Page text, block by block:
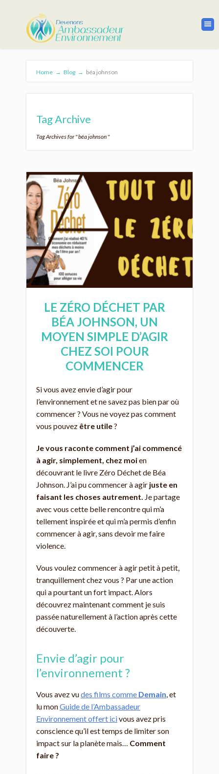
Home → Blog → béa johnson
Tag Archive
Tag Archives for " béa johnson "
LE ZÉRO DÉCHET PAR
BÉA JOHNSON, UN
MOYEN SIMPLE D’AGIR
CHEZ SOI POUR
COMMENCER
Si vous avez envie d’agir pour
l’environnement et ne savez pas bien par où
commencer ? Vous ne voyez pas comment
vous pouvez être utile?
Je vous raconte comment j’ai commencé
à agir, simplement, chez moien
découvrant le livre Zéro Déchet de Béa
Johnson. J’ai pu commencer à agir juste en
faisant les choses autrement. Je partage
avec vous cette belle rencontre qui m’a
tellement inspirée et qui m’a permis d’enfin
commencer à agir, sans devoir me faire
violence.
Vous voulez commencer à agir petit à petit,
tranquillement chez vous ? Par une action
qui a pourtant un fort impact. Alors
découvrez maintenant comment je suis
passée naturellement à l’action après cette
découverte.
Envie d’agir pour
l’environnement ?
Vous avez vudes films comme Demain, et
lu monGuide de l’Ambassadeur
Environnement offert icivous avez pris
conscience qu’il est temps de limiter son
impact sur la planète mais… Comment
faire ?